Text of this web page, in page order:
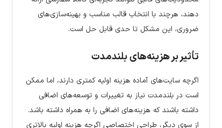
دهند، هرچند با انتخاب قالب مناسب و بهینه‌سازی‌های
ضروری، این مشکل تا حدی قابل حل است.
تأثیر بر هزینه‌های بلندمدت
اگرچه سایت‌های آماده هزینه اولیه کمتری دارند، اما ممکن
است در بلندمدت نیاز به تغییرات و توسعه‌های اضافی
داشته باشند که هزینه‌های اضافی را به همراه داشته باشد.
از سوی دیگر، طراحی اختصاصی اگرچه هزینه اولیه بالاتری